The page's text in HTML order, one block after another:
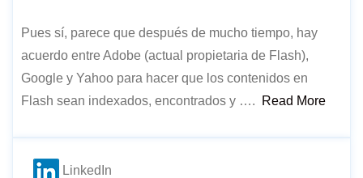
Pues sí, parece que después de mucho tiempo, hay
acuerdo entre Adobe (actual propietaria de Flash),
Google y Yahoo para hacer que los contenidos en
Flash sean indexados, encontrados y ….
Read More
LinkedIn